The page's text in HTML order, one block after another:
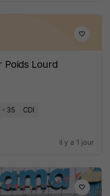
Poids Lourd
- 35 CDI
il y a 1 jour